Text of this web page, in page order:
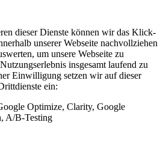
dieser Dienste können wir das Klick-
unserer Webseite nachvollziehen
um unsere Webseite zu
insgesamt laufend zu
Einwilligung setzen wir auf dieser
ein:
Optimize, Clarity, Google
A/B-Testing